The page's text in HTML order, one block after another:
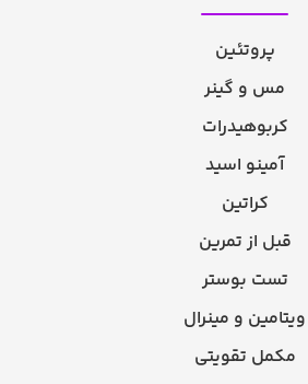
پروتئین
مس و گینر
کربوهیدرات
آمینو اسید
کراتین
قبل از تمرین
تست بوستر
ویتامین و مینرال
مکمل تقویتی